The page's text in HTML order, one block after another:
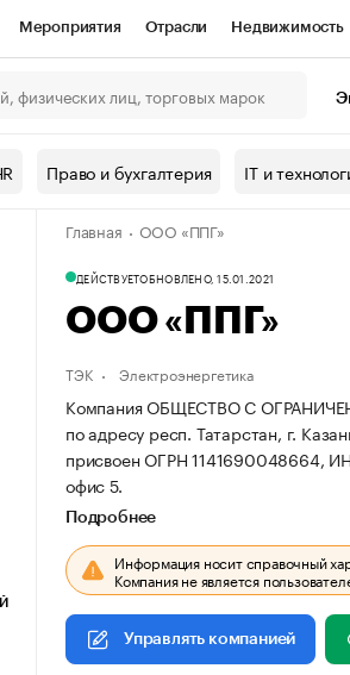
Мероприятия Отрасли Недвижимость
Спецпроекты Проверка
Рынок наличной валюты
Право и бухгалтерия IT и
Главная ООО «ППГ»
ДЕЙСТВУЕТОБНОВЛЕНО, 15.01.2021
ООО «ППГ»
ТЭК Электроэнергетика
Компания ОБЩЕСТВО С
по адресу респ. Татарстан, г.
присвоен ОГРН 1141690048664,
офис 5.
Подробнее
Информация носит справочный
Компания не является
Управлять компанией